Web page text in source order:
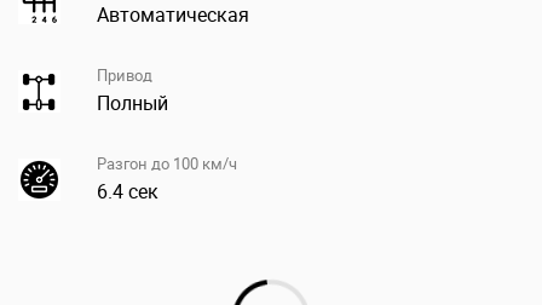
Автоматическая
Привод
Полный
Разгон до 100 км/ч
6.4 сек